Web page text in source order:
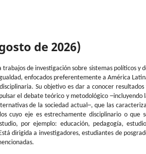
de 2026)
trabajos de investigación sobre sistemas políticos y
enfocados preferentemente a América
Su objetivo es dar a conocer resultados
el debate teórico y metodológico ─incluyendo
de la sociedad actual─, que las
cuyo eje es estrechamente disciplinario o que
por ejemplo: educación, pedagogía,
dirigida a investigadores, estudiantes de